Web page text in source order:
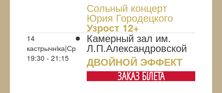
Сольный концерт
Юрия Городецкого
Узрoст 12+
14
кастрычнiка|Ср
19:30 - 21:15
Камерный зал им.
Л.П.Александровской
ДВОЙНОЙ ЭФФЕКТ
ЗАКАЗ БIЛЕТА